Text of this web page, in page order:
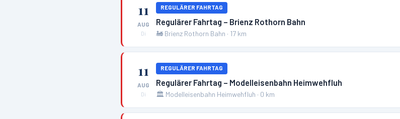
11
AUG
Di
REGULÄRER FAHRTAG
Regulärer Fahrtag – Brienz Rothorn Bahn
🚂 Brienz Rothorn Bahn · 17 km
11
AUG
Di
REGULÄRER FAHRTAG
Regulärer Fahrtag – Modelleisenbahn Heimwehfluh
🏛️ Modelleisenbahn Heimwehfluh · 0 km